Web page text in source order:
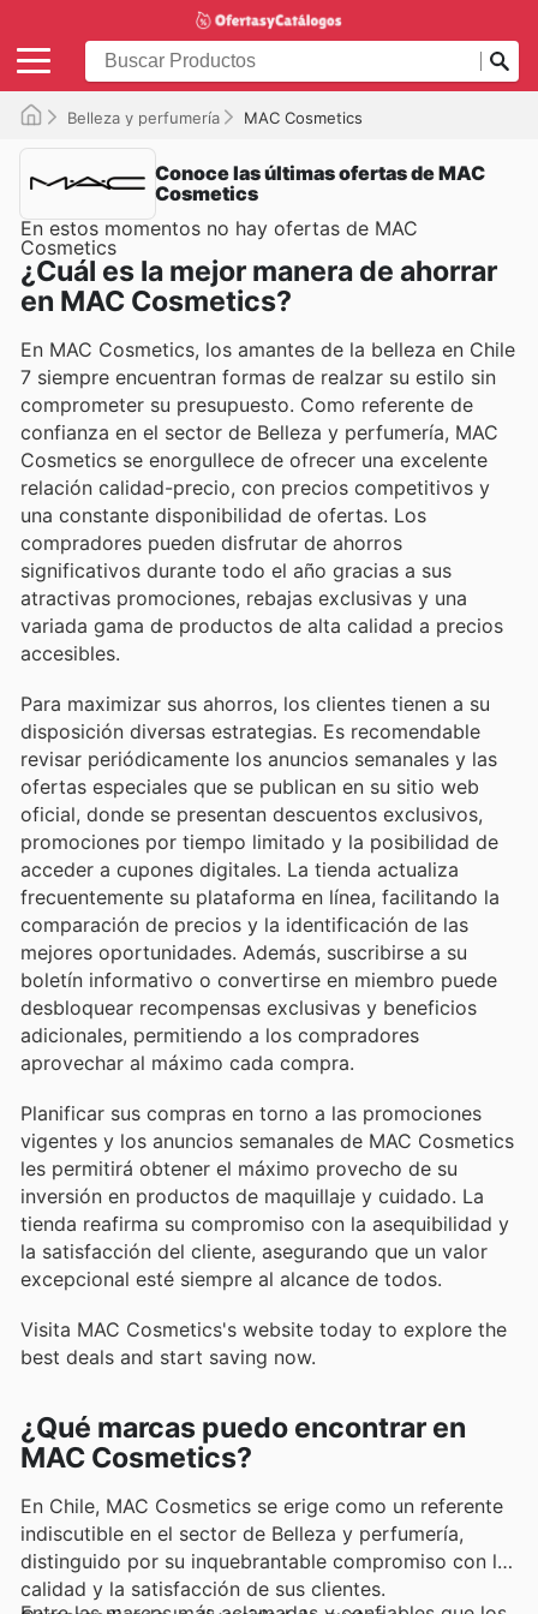
Belleza y perfumería MAC Cosmetics
Conoce las últimas ofertas de MAC
Cosmetics
En estos momentos no hay ofertas de MAC
Cosmetics
¿Cuál es la mejor manera de ahorrar
en MAC Cosmetics?
En MAC Cosmetics, los amantes de la belleza en Chile
7 siempre encuentran formas de realzar su estilo sin
comprometer su presupuesto. Como referente de
confianza en el sector de Belleza y perfumería, MAC
Cosmetics se enorgullece de ofrecer una excelente
relación calidad-precio, con precios competitivos y
una constante disponibilidad de ofertas. Los
compradores pueden disfrutar de ahorros
significativos durante todo el año gracias a sus
atractivas promociones, rebajas exclusivas y una
variada gama de productos de alta calidad a precios
accesibles.
Para maximizar sus ahorros, los clientes tienen a su
disposición diversas estrategias. Es recomendable
revisar periódicamente los anuncios semanales y las
ofertas especiales que se publican en su sitio web
oficial, donde se presentan descuentos exclusivos,
promociones por tiempo limitado y la posibilidad de
acceder a cupones digitales. La tienda actualiza
frecuentemente su plataforma en línea, facilitando la
comparación de precios y la identificación de las
mejores oportunidades. Además, suscribirse a su
boletín informativo o convertirse en miembro puede
desbloquear recompensas exclusivas y beneficios
adicionales, permitiendo a los compradores
aprovechar al máximo cada compra.
Planificar sus compras en torno a las promociones
vigentes y los anuncios semanales de MAC Cosmetics
les permitirá obtener el máximo provecho de su
inversión en productos de maquillaje y cuidado. La
tienda reafirma su compromiso con la asequibilidad y
la satisfacción del cliente, asegurando que un valor
excepcional esté siempre al alcance de todos.
Visita MAC Cosmetics's website today to explore the
best deals and start saving now.
¿Qué marcas puedo encontrar en
MAC Cosmetics?
En Chile, MAC Cosmetics se erige como un referente
indiscutible en el sector de Belleza y perfumería,
distinguido por su inquebrantable compromiso con la
calidad y la satisfacción de sus clientes.